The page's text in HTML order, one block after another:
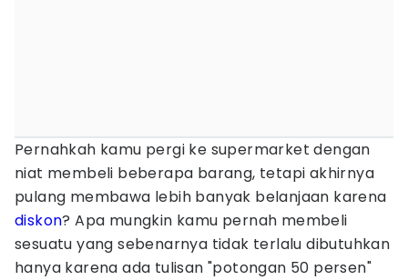
Pernahkah kamu pergi ke supermarket dengan
niat membeli beberapa barang, tetapi akhirnya
pulang membawa lebih banyak belanjaan karena
diskon? Apa mungkin kamu pernah membeli
sesuatu yang sebenarnya tidak terlalu dibutuhkan
hanya karena ada tulisan "potongan 50 persen"